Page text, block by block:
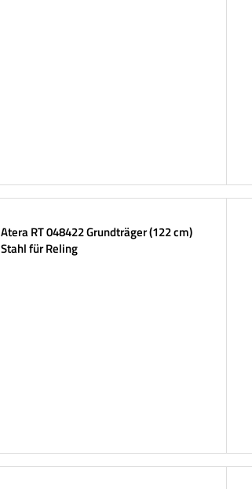
Atera RT 048422 Grundträger (122 cm)
Stahl für Reling